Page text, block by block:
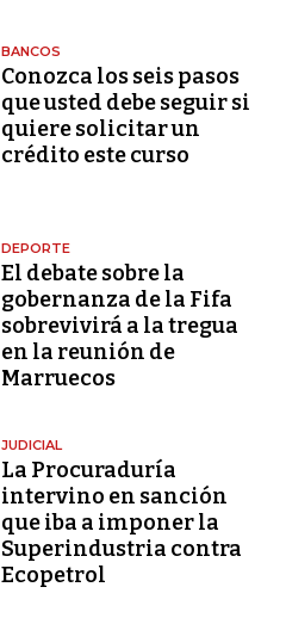
BANCOS
Conozca los seis pasos
que usted debe seguir si
quiere solicitar un
crédito este curso
DEPORTE
El debate sobre la
gobernanza de la Fifa
sobrevivirá a la tregua
en la reunión de
Marruecos
JUDICIAL
La Procuraduría
intervino en sanción
que iba a imponer la
Superindustria contra
Ecopetrol